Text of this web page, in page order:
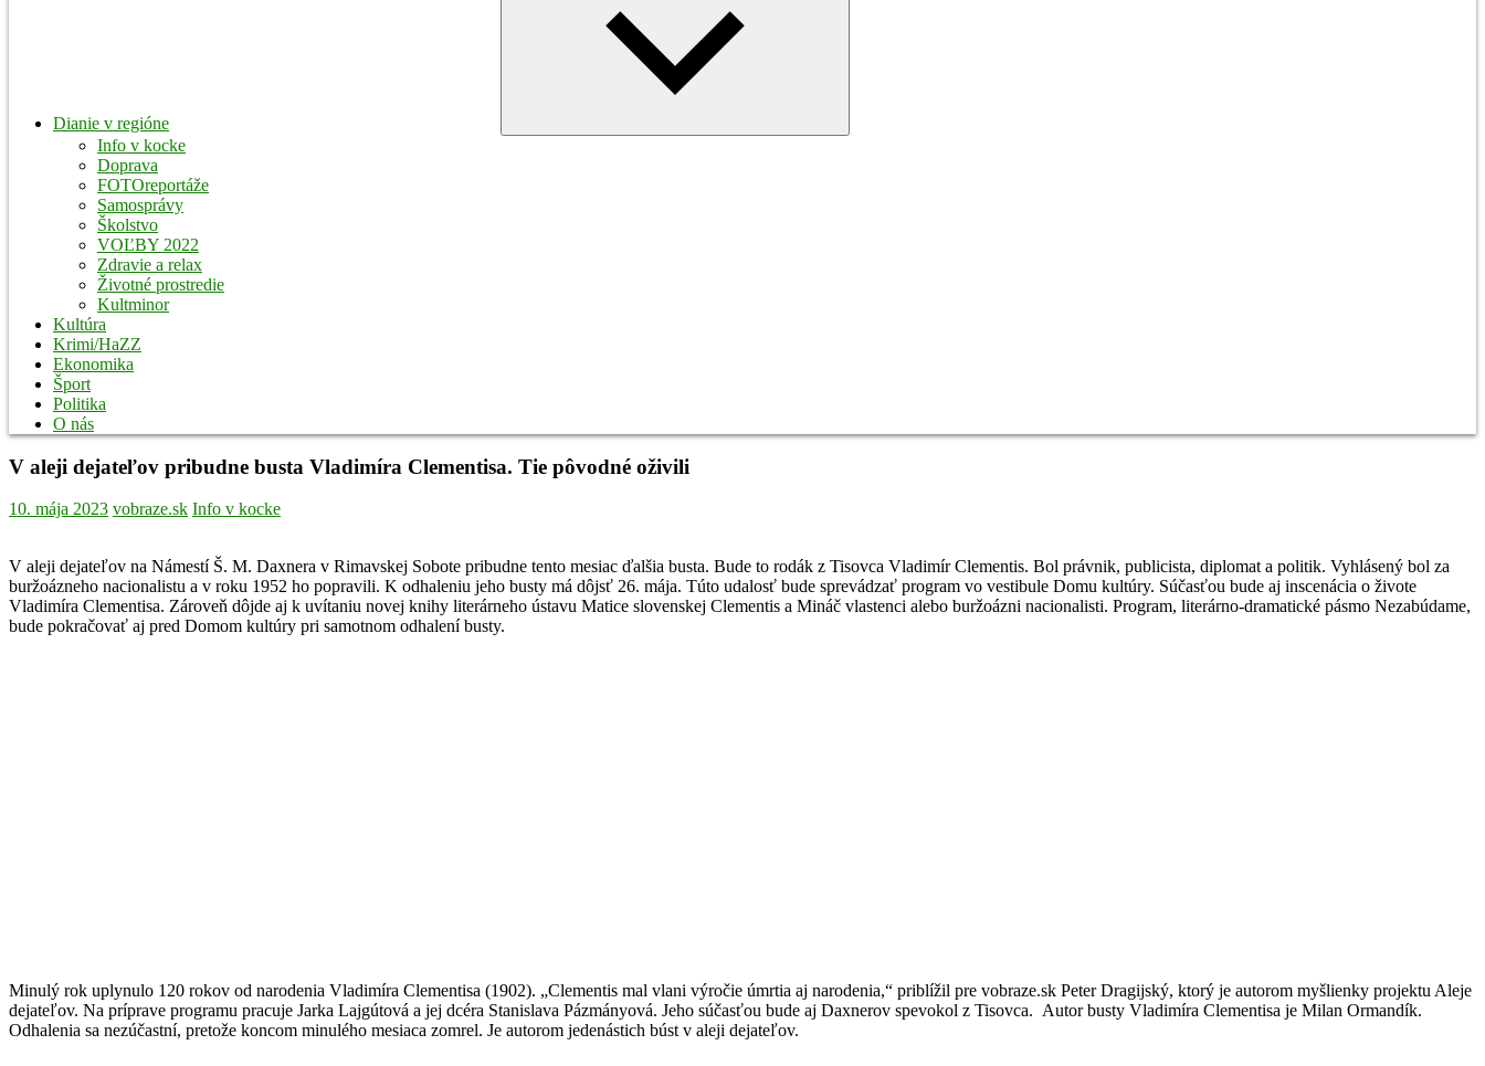
Dianie v regióne
Info v kocke
Doprava
FOTOreportáže
Samosprávy
Školstvo
VOĽBY 2022
Zdravie a relax
Životné prostredie
Kultminor
Kultúra
Krimi/HaZZ
Ekonomika
Šport
Politika
O nás
V aleji dejateľov pribudne busta Vladimíra Clementisa. Tie pôvodné oživili
10. mája 2023 vobraze.sk Info v kocke
V aleji dejateľov na Námestí Š. M. Daxnera v Rimavskej Sobote pribudne tento mesiac ďalšia busta. Bude to rodák z Tisovca Vladimír Clementis. Bol právnik, publicista, diplomat a politik. Vyhlásený bol za
buržoázneho nacionalistu a v roku 1952 ho popravili. K odhaleniu jeho busty má dôjsť 26. mája. Túto udalosť bude sprevádzať program vo vestibule Domu kultúry. Súčasťou bude aj inscenácia o živote
Vladimíra Clementisa. Zároveň dôjde aj k uvítaniu novej knihy literárneho ústavu Matice slovenskej Clementis a Mináč vlastenci alebo buržoázni nacionalisti. Program, literárno-dramatické pásmo Nezabúdame,
bude pokračovať aj pred Domom kultúry pri samotnom odhalení busty.
Minulý rok uplynulo 120 rokov od narodenia Vladimíra Clementisa (1902). „Clementis mal vlani výročie úmrtia aj narodenia,“ priblížil pre vobraze.sk Peter Dragijský, ktorý je autorom myšlienky projektu Aleje
dejateľov. Na príprave programu pracuje Jarka Lajgútová a jej dcéra Stanislava Pázmányová. Jeho súčasťou bude aj Daxnerov spevokol z Tisovca. Autor busty Vladimíra Clementisa je Milan Ormandík.
Odhalenia sa nezúčastní, pretože koncom minulého mesiaca zomrel. Je autorom jedenástich búst v aleji dejateľov.